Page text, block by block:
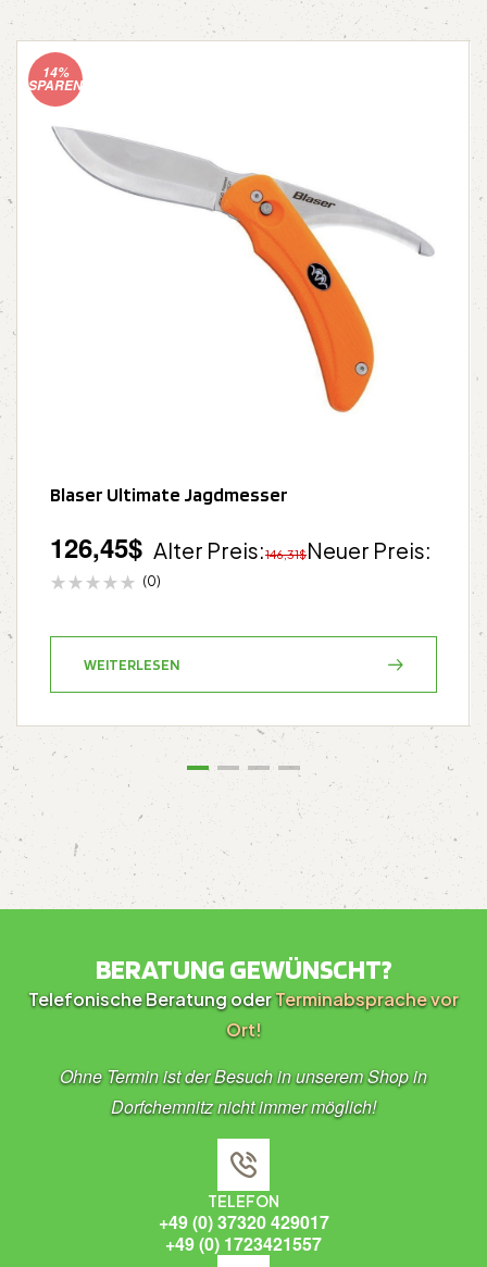
14%
SPAREN
Blaser Ultimate Jagdmesser
Alter Preis:146,31$Neuer Preis:
126,45$
(0)
WEITERLESEN
BERATUNG GEWÜNSCHT?
Telefonische Beratung oderTerminabsprache vor
Ort!
Ohne Termin ist der Besuch in unserem Shop in
Dorfchemnitz nicht immer möglich!
TELEFON
+49 (0) 37320 429017
+49 (0) 1723421557